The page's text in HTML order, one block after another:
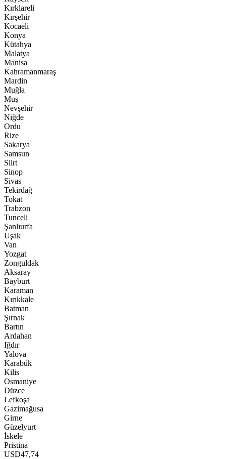
Kırklareli
Kırşehir
Kocaeli
Konya
Kütahya
Malatya
Manisa
Kahramanmaraş
Mardin
Muğla
Muş
Nevşehir
Niğde
Ordu
Rize
Sakarya
Samsun
Siirt
Sinop
Sivas
Tekirdağ
Tokat
Trabzon
Tunceli
Şanlıurfa
Uşak
Van
Yozgat
Zonguldak
Aksaray
Bayburt
Karaman
Kırıkkale
Batman
Şırnak
Bartın
Ardahan
Iğdır
Yalova
Karabük
Kilis
Osmaniye
Düzce
Lefkoşa
Gazimağusa
Girne
Güzelyurt
İskele
Pristina
USD47,74